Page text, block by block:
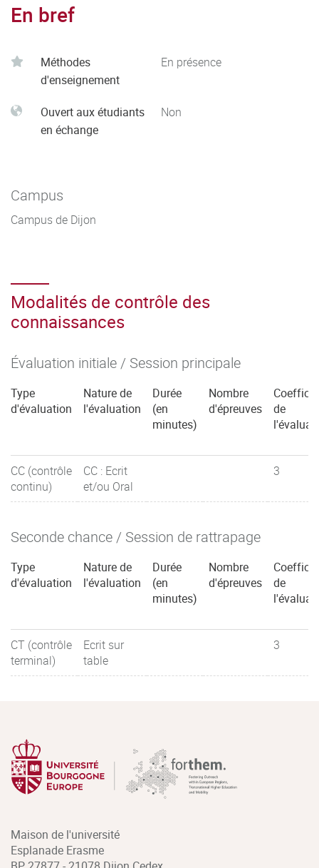
En bref
Méthodes
d'enseignement
En présence
Ouvert aux étudiants
en échange
Non
Campus
Campus de Dijon
Modalités de contrôle des
connaissances
Évaluation initiale / Session principale
Type
d'évaluation
Nature de
l'évaluation
Durée
(en
minutes)
Nombre
d'épreuves
de
CC (contrôle
continu)
CC : Ecrit
et/ou Oral
3
Seconde chance / Session de rattrapage
Type
d'évaluation
Nature de
l'évaluation
Durée
(en
minutes)
Nombre
d'épreuves
de
CT (contrôle
terminal)
Ecrit sur
table
3
Maison de l'université
Esplanade Erasme